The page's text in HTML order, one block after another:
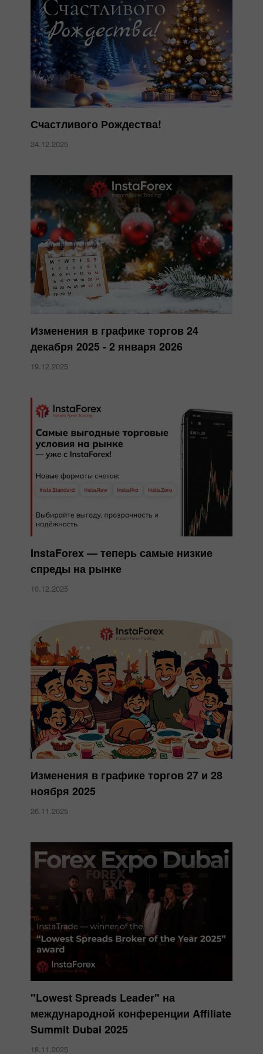
Счастливого Рождества!
24.12.2025
Изменения в графике торгов 24
декабря 2025 - 2 января 2026
19.12.2025
InstaForex — теперь самые низкие
спреды на рынке
10.12.2025
Изменения в графике торгов 27 и 28
ноября 2025
26.11.2025
"Lowest Spreads Leader" на
международной конференции Affiliate
Summit Dubai 2025
18.11.2025